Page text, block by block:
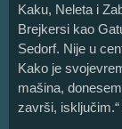
Kaku, Neleta i
Brejkersi kao
Sedorf. Nije u
Kako je
mašina,
završi,